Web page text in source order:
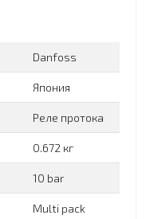
Danfoss
Япония
Реле протока
0.672 кг
10 bar
Multi pack